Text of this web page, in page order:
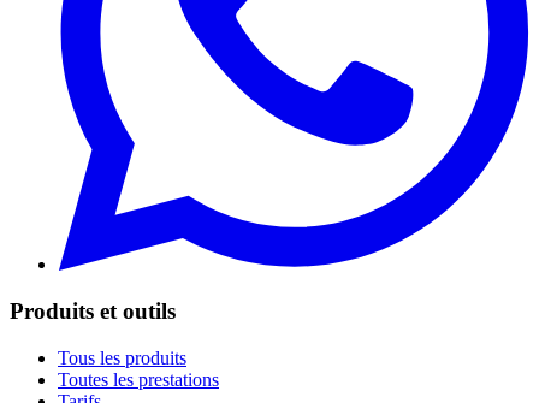
Produits et outils
Tous les produits
Toutes les prestations